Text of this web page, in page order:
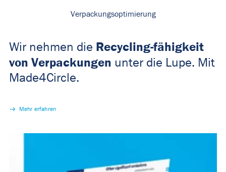
Verpackungsoptimierung
Wir nehmen die Recycling-fähigkeit
von Verpackungen unter die Lupe. Mit
Made4Circle.
Mehr erfahren